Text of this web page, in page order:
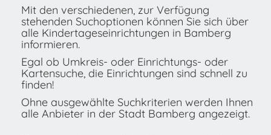
Mit den verschiedenen, zur Verfügung
stehenden Suchoptionen können Sie sich über
alle Kindertageseinrichtungen in Bamberg
informieren.
Egal ob Umkreis- oder Einrichtungs- oder
Kartensuche, die Einrichtungen sind schnell zu
finden!
Ohne ausgewählte Suchkriterien werden Ihnen
alle Anbieter in der Stadt Bamberg angezeigt.